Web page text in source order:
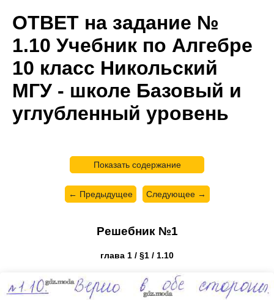
ОТВЕТ на задание №
1.10 Учебник по Алгебре
10 класс Никольский
МГУ - школе Базовый и
углубленный уровень
Показать содержание
← Предыдущее Следующее →
Решебник №1
глава 1 / §1 / 1.10